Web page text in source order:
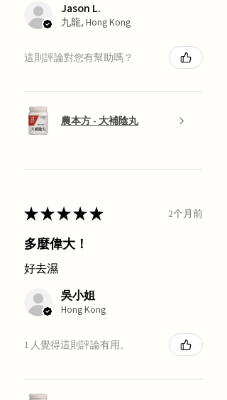
Jason L.
九龍, Hong Kong
這則評論對您有幫助嗎？
農本方 - 大補陰丸
★★★★★ 2个月前
多麼偉大！
好去濕
吳小姐
Hong Kong
1 人覺得這則評論有用。